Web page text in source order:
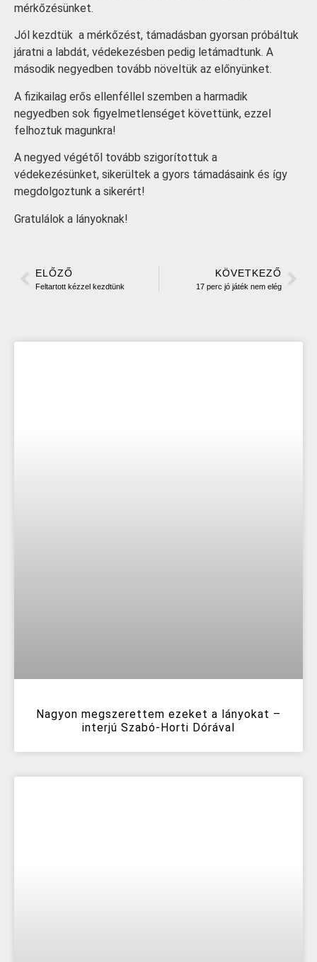
mérkőzésünket.
Jól kezdtük a mérkőzést, támadásban gyorsan próbáltuk
járatni a labdát, védekezésben pedig letámadtunk. A
második negyedben tovább növeltük az előnyünket.
A fizikailag erős ellenféllel szemben a harmadik
negyedben sok figyelmetlenséget követtünk, ezzel
felhoztuk magunkra!
A negyed végétől tovább szigorítottuk a
védekezésünket, sikerültek a gyors támadásaink és így
megdolgoztunk a sikerért!
Gratulálok a lányoknak!
ELŐZŐ
Feltartott kézzel kezdtünk
KÖVETKEZŐ
17 perc jó játék nem elég
Nagyon megszerettem ezeket a lányokat –
interjú Szabó-Horti Dórával